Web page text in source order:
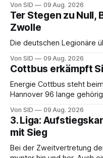
Von SID 09 Aug. 2026
Ter Stegen zu
Zwolle
Die deutschen Legionäre
Von SID 09 Aug. 2026
Cottbus erkämpft
Energie Cottbus steht
Hannover 96 lange
Von SID 09 Aug. 2026
3. Liga:
mit Sieg
Bei der Zweitvertretung